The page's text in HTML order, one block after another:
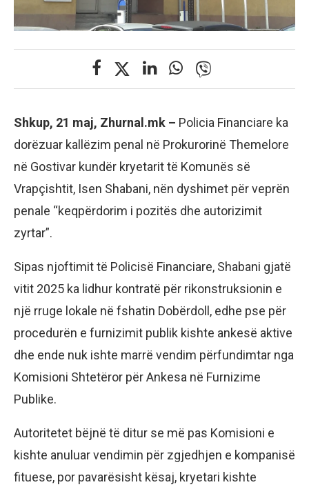
Shkup, 21 maj, Zhurnal.mk – Policia Financiare ka
dorëzuar kallëzim penal në Prokurorinë Themelore
në Gostivar kundër kryetarit të Komunës së
Vrapçishtit, Isen Shabani, nën dyshimet për veprën
penale “keqpërdorim i pozitës dhe autorizimit
zyrtar”.
Sipas njoftimit të Policisë Financiare, Shabani gjatë
vitit 2025 ka lidhur kontratë për rikonstruksionin e
një rruge lokale në fshatin Dobërdoll, edhe pse për
procedurën e furnizimit publik kishte ankesë aktive
dhe ende nuk ishte marrë vendim përfundimtar nga
Komisioni Shtetëror për Ankesa në Furnizime
Publike.
Autoritetet bëjnë të ditur se më pas Komisioni e
kishte anuluar vendimin për zgjedhjen e kompanisë
fituese, por pavarësisht kësaj, kryetari kishte